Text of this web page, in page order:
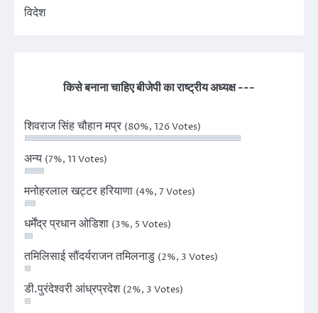
विदेश
किसे बनाना चाहिए बीजेपी का राष्ट्रीय अध्यक्ष ---
शिवराज सिंह चौहान मप्र (80%, 126 Votes)
अन्य (7%, 11 Votes)
मनोहरलाल खट्टर हरियाणा (4%, 7 Votes)
धर्मेंद्र प्रधान ओडिशा (3%, 5 Votes)
तमिलिसाई सौंदर्यराजन तमिलनाडु (2%, 3 Votes)
डी.पुरंदेश्वरी आंध्रप्रदेश (2%, 3 Votes)